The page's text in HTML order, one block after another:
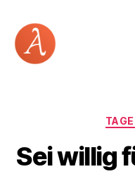
Sei willig